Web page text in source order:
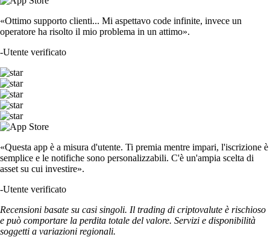
«Ottimo supporto clienti... Mi aspettavo code infinite, invece un
operatore ha risolto il mio problema in un attimo».
-Utente verificato
«Questa app è a misura d'utente. Ti premia mentre impari, l'iscrizione è
semplice e le notifiche sono personalizzabili. C'è un'ampia scelta di
asset su cui investire».
-Utente verificato
Recensioni basate su casi singoli. Il trading di criptovalute è rischioso
e può comportare la perdita totale del valore. Servizi e disponibilità
soggetti a variazioni regionali.